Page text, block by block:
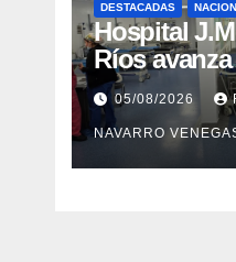
DESTACADAS
Hospital
Ríos
firme en su
recientes
sísmicos
05/08/2026
NAVARRO